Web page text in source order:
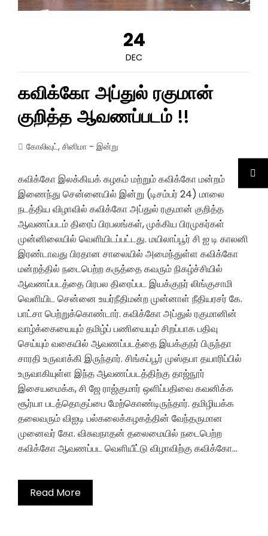
24
DEC
கவிக்கோ அப்துல் ரகுமான்
குறித்த ஆவணப்படம் !!
கோலிவுட், சினிமா - இன்று
கவிக்கோ இலக்கியக் கழகம் மற்றும் கவிக்கோ மன்றம்
இணைந்து சென்னையில் இன்று (டிசம்பர் 24) மாலை
நடத்திய விழாவில் கவிக்கோ அப்துல் ரகுமான் குறித்த
ஆவணப்படம் திரைப் பிரபலங்கள், முக்கிய பிரமுகர்கள்
முன்னிலையில் வெளியிடப்பட்டது. மயிலாப்பூர் சி ஐ டி காலனி
இரண்டாவது பிரதான சாலையில் அமைந்துள்ள கவிக்கோ
மன்றத்தில் நடைபெற்ற கருத்தை கவரும் நிகழ்ச்சியில்
ஆவணப்படத்தை பிரபல திரைப்பட இயக்குநர் லிங்குசாமி
வெளியிட சென்னை உயர்நீதிமன்ற முன்னாள் நீதியரசர் கே.
பாட்சா பெற்றுக்கொண்டார். கவிக்கோ அப்துல் ரகுமானின்
வாழ்க்கையையும் தமிழ்ப் பணியையும் சிறப்பாக பதிவு
செய்யும் வகையில் ஆவணப்படத்தை இயக்குநர் பிருந்தா
சாரதி உருவாக்கி இருந்தார். சிங்கப்பூர் முஸ்தபா தயாரிப்பில்
உருவாகியுள்ள இந்த ஆவணப்படத்திற்கு தாஜ்நூர்
இசையமைக்க, சி ஜே ராஜ்குமார் ஒளிப்பதிவை கவனிக்க
சூர்யா படத்தொகுப்பை மேற்கொண்டிருந்தார். தமிழியக்க
தலைவரும் விஐடி பல்கலைக்கழகத்தின் வேந்தருமான
முனைவர் கோ. விசுவநாதன் தலைமையில் நடைபெற்ற
கவிக்கோ ஆவணப்பட வெளியீட்டு விழாவிற்கு கவிக்கோ…
Read More